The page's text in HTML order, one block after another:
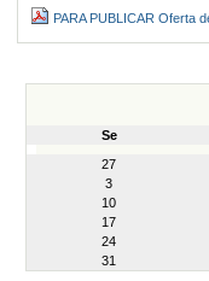
PARA PUBLICAR Oferta
Se
27
3
10
17
24
31